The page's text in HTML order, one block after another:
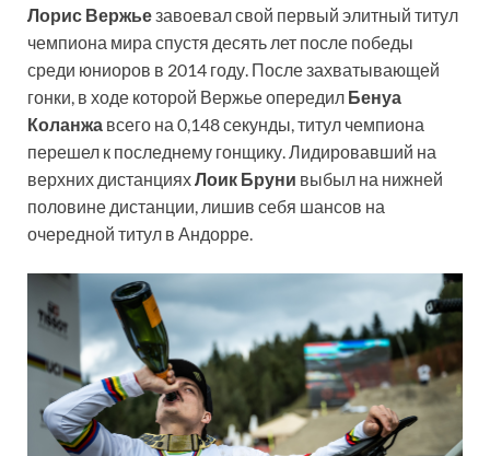
Лорис Вержьезавоевал свой первый элитный титул
чемпиона мира спустя десять лет после победы
среди юниоров в 2014 году. После захватывающей
гонки, в ходе которой Вержье опередил Бенуа
Коланжа всего на 0,148 секунды, титул чемпиона
перешел к последнему гонщику. Лидировавший на
верхних дистанцияхЛоик Бруни выбыл на нижней
половине дистанции, лишив себя шансов на
очередной титул в Андорре.